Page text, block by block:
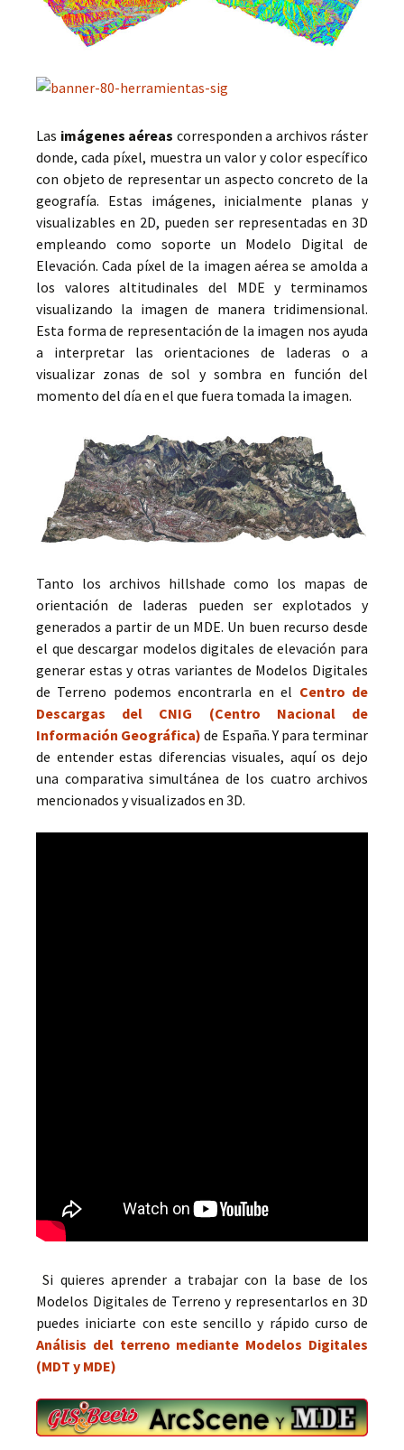
Las imágenes aéreas corresponden a archivos ráster
donde, cada píxel, muestra un valor y color específico
con objeto de representar un aspecto concreto de la
geografía. Estas imágenes, inicialmente planas y
visualizables en 2D, pueden ser representadas en 3D
empleando como soporte un Modelo Digital de
Elevación. Cada píxel de la imagen aérea se amolda a
los valores altitudinales del MDE y terminamos
visualizando la imagen de manera tridimensional.
Esta forma de representación de la imagen nos ayuda
a interpretar las orientaciones de laderas o a
visualizar zonas de sol y sombra en función del
momento del día en el que fuera tomada la imagen.
Tanto los archivos hillshade como los mapas de
orientación de laderas pueden ser explotados y
generados a partir de un MDE. Un buen recurso desde
el que descargar modelos digitales de elevación para
generar estas y otras variantes de Modelos Digitales
de Terreno podemos encontrarla en el Centro de
Descargas del CNIG (Centro Nacional de
Información Geográfica) de España. Y para terminar
de entender estas diferencias visuales, aquí os dejo
una comparativa simultánea de los cuatro archivos
mencionados y visualizados en 3D.
Si quieres aprender a trabajar con la base de los
Modelos Digitales de Terreno y representarlos en 3D
puedes iniciarte con este sencillo y rápido curso de
Análisis del terreno mediante Modelos Digitales
(MDT y MDE)